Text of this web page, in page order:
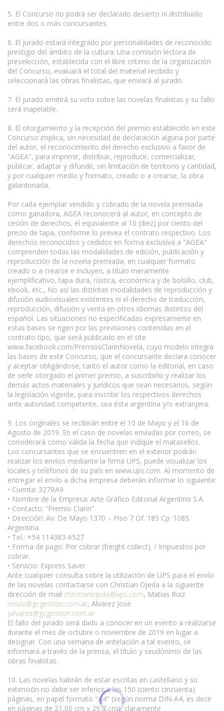
5. El Concurso no podrá ser declarado desierto ni distribuido
entre dos o más concursantes.
6. El jurado estará integrado por personalidades de reconocido
prestigio del ámbito de la cultura. Una comisión lectora de
preselección, establecida con el libre criterio de la organización
del Concurso, evaluará el total del material recibido y
seleccionará las obras finalistas, que enviará al jurado.
7. El jurado emitirá su voto sobre las novelas finalistas y su fallo
será inapelable.
8. El otorgamiento y la recepción del premio establecido en este
Concurso implica, sin necesidad de declaración alguna por parte
del autor, el reconocimiento del derecho exclusivo a favor de
"AGEA", para imprimir, distribuir, reproducir, comercializar,
publicar, adaptar y difundir, sin limitación de territorio y cantidad,
y por cualquier medio y formato, creado o a crearse, la obra
galardonada.
Por cada ejemplar vendido y cobrado de la novela premiada
como ganadora, AGEA reconocerá al autor, en concepto de
cesión de derechos, el equivalente al 10 (diez) por ciento del
precio de tapa, conforme lo prevea el contrato respectivo. Los
derechos reconocidos y cedidos en forma exclusiva a "AGEA"
comprenden todas las modalidades de edición, publicación y
reproducción de la novela premiada, en cualquier formato
creado o a crearse e incluyen, a título meramente
ejemplificativo, tapa dura, rústica, económica y de bolsillo, club,
ebook, etc., No así las distintas modalidades de reproducción y
difusión audiovisuales existentes ni el derecho de traducción,
reproducción, difusión y venta en otros idiomas distintos del
español. Las situaciones no especificadas expresamente en
estas bases se rigen por las previsiones contenidas en el
contrato tipo, que será publicado en el site
www.facebook.com/PremiosClarinNovela, cuyo modelo integra
las bases de este Concurso, que el concursante declara conocer
y aceptar obligándose, tanto el autor como la editorial, en caso
de serle otorgado el primer premio, a suscribirlo y realizar los
demás actos materiales y jurídicos que sean necesarios, según
la legislación vigente, para inscribir los respectivos derechos
ante autoridad competente, sea ésta argentina y/o extranjera.
9. Los originales se recibirán entre el 10 de Mayo y el 16 de
Agosto de 2019. En el caso de novelas enviadas por correo, se
considerará como válida la fecha que indique el matasellos.
Los concursantes que se encuentren en el exterior podrán
realizar los envíos mediante la firma UPS, puede visualizar los
locales y teléfonos de su país en www.ups.com. Al momento de
entregar el envío a dicha empresa deberán informar lo siguiente:
• Cuenta: 327RA9
• Nombre de la Empresa: Arte Gráfico Editorial Argentino S.A
• Contacto; “Premio Clarin”
• Dirección: Av. De Mayo 1370 – Piso 7 Of. 185 Cp: 1085.
Argentina.
• Tel.: +54 114383-6527
• Forma de pago: Por cobrar (freight collect). / Impuestos por
cobrar.
• Servicio: Express Saver.
Ante cualquier consulta sobre la utilización de UPS para el envío
de las novelas contactarse con Christian Ojeda a la siguiente
dirección de mail christianojeda@ups.com, Matias Ruiz
mruiz@gcgestion.com.ar, Alvarez Jose
jalvarez@gcgestion.com.ar
El fallo del jurado será dado a conocer en un evento a realizarse
durante el mes de octubre o noviembre de 2019 en lugar a
designar. Con una semana de antelación a tal evento, se
informará a través de la prensa, el título y seudónimo de las
obras finalistas.
10. Las novelas habrán de estar escritas en castellano y su
extensión no debe ser inferior a las 150 (ciento cincuenta)
páginas, en papel formato "A4" (según norma DIN-A4, es decir
en páginas de 21,00 cm x 29,7 cm), claramente